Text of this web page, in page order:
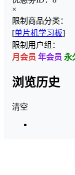
×
限制商品分类：
[单片机学习板]
限制用户组：
月会员 年会员 永
浏览历史
清空